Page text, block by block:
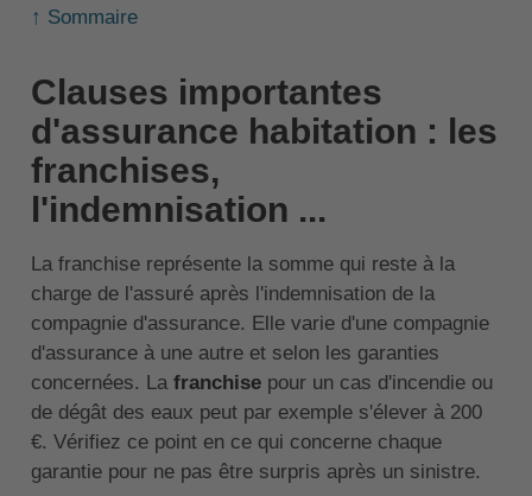
↑ Sommaire
Clauses importantes
d'assurance habitation : les
franchises,
l'indemnisation ...
La franchise représente la somme qui reste à la
charge de l'assuré après l'indemnisation de la
compagnie d'assurance. Elle varie d'une compagnie
d'assurance à une autre et selon les garanties
concernées. La franchisepour un cas d'incendie ou
de dégât des eaux peut par exemple s'élever à 200
€. Vérifiez ce point en ce qui concerne chaque
garantie pour ne pas être surpris après un sinistre.